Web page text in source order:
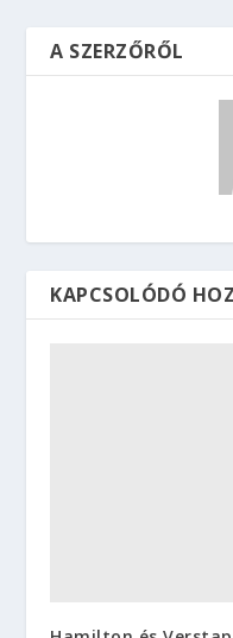
A SZERZŐRŐL
KAPCSOLÓDÓ